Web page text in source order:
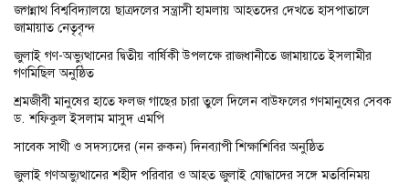
জগন্নাথ বিশ্ববিদ্যালয়ে ছাত্রদলের সন্ত্রাসী হামলায় আহতদের দেখতে হাসপাতালে
জামায়াত নেতৃবৃন্দ
জুলাই গণ-অভ্যুত্থানের দ্বিতীয় বার্ষিকী উপলক্ষে রাজধানীতে জামায়াতে ইসলামীর
গণমিছিল অনুষ্ঠিত
শ্রমজীবী মানুষের হাতে ফলজ গাছের চারা তুলে দিলেন বাউফলের গণমানুষের সেবক
ড. শফিকুল ইসলাম মাসুদ এমপি
সাবেক সাথী ও সদস্যদের (নন রুকন) দিনব্যাপী শিক্ষাশিবির অনুষ্ঠিত
জুলাই গণঅভ্যুত্থানের শহীদ পরিবার ও আহত জুলাই যোদ্ধাদের সঙ্গে মতবিনিময়